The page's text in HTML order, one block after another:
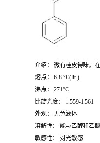
介绍： 微有桂皮得味。
熔点： 6-8 °C(lit.)
沸点： 271°C
比旋光度： 1.559-1.561
外观： 无色液体
溶解性： 能与乙醇和乙
敏感性： 对光敏感